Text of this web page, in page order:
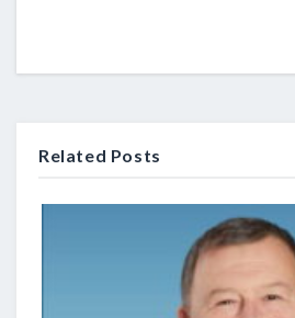
Related Posts